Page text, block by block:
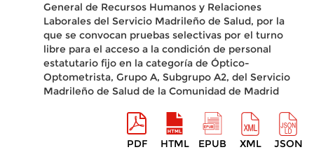
General de Recursos Humanos y Relaciones
Laborales del Servicio Madrileño de Salud, por la
que se convocan pruebas selectivas por el turno
libre para el acceso a la condición de personal
estatutario fijo en la categoría de Óptico-
Optometrista, Grupo A, Subgrupo A2, del Servicio
Madrileño de Salud de la Comunidad de Madrid
PDF HTML EPUB XML JSON